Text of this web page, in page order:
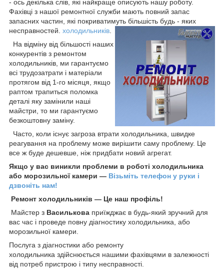
- ось декілька слів, які найкраще описують нашу роботу.
Фахівці з нашої ремонтної служби мають повний запас
запасних частин, які покриватимуть більшість будь - яких
несправностей. холодильників.
На відміну від більшості наших
конкурентів з ремонтом
холодильників, ми гарантуємо
всі трудозатрати і матеріали
протягом від 1-го місяця, якщо
раптом трапиться поломка
деталі яку замінили наші
майстри, то ми гарантуємо
безкоштовну заміну.
Часто, коли існує загроза втрати холодильника, швидке
реагування на проблему може вирішити саму проблему. Це
все ж буде дешевше, ніж придбати новий агрегат.
Якщо у вас виникли проблеми в роботі холодильника
або морозильної камери ― Візьміть телефон у руки і
дзвоніть нам!
Ремонт холодильників ― Це наш профіль!
Майстер з Василькова приїжджає в будь-який зручний для
вас час і проведе повну діагностику холодильника, або
морозильної камери.
Послуга з діагностики або ремонту
холодильника здійснюється нашими фахівцями в залежності
від потреб пристрою і типу несправності.